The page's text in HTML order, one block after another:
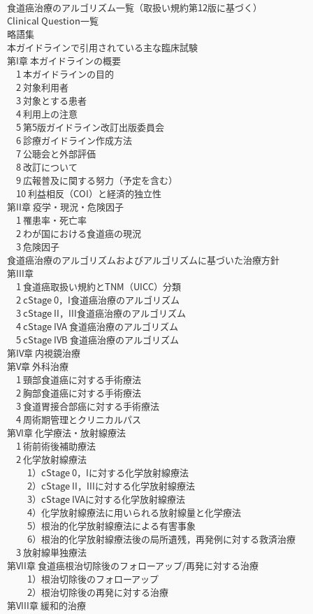
食道癌治療のアルゴリズム一覧（取扱い規約第12版に基づく）
Clinical Question一覧
略語集
本ガイドラインで引用されている主な臨床試験
第I章 本ガイドラインの概要
1 本ガイドラインの目的
2 対象利用者
3 対象とする患者
4 利用上の注意
5 第5版ガイドライン改訂出版委員会
6 診療ガイドライン作成方法
7 公聴会と外部評価
8 改訂について
9 広報普及に関する努力（予定を含む）
10 利益相反（COI）と経済的独立性
第II章 疫学・現況・危険因子
1 罹患率・死亡率
2 わが国における食道癌の現況
3 危険因子
食道癌治療のアルゴリズムおよびアルゴリズムに基づいた治療方針
第III章
1 食道癌取扱い規約とTNM（UICC）分類
2 cStage 0，I食道癌治療のアルゴリズム
3 cStage II，III食道癌治療のアルゴリズム
4 cStage IVA 食道癌治療のアルゴリズム
5 cStage IVB 食道癌治療のアルゴリズム
第IV章 内視鏡治療
第V章 外科治療
1 頸部食道癌に対する手術療法
2 胸部食道癌に対する手術療法
3 食道胃接合部癌に対する手術療法
4 周術期管理とクリニカルパス
第VI章 化学療法・放射線療法
1 術前術後補助療法
2 化学放射線療法
1）cStage 0，Iに対する化学放射線療法
2）cStage II，IIIに対する化学放射線療法
3）cStage IVAに対する化学放射線療法
4）化学放射線療法に用いられる放射線量と化学療法
5）根治的化学放射線療法による有害事象
6）根治的化学放射線療法後の局所遺残，再発例に対する救済治療
3 放射線単独療法
第VII章 食道癌根治切除後のフォローアップ/再発に対する治療
1）根治切除後のフォローアップ
2）根治切除後の再発に対する治療
第VIII章 緩和的治療